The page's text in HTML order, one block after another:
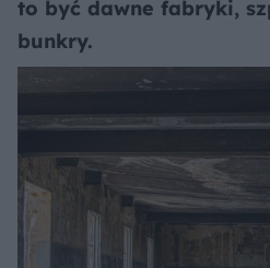
to być dawne fabryki,
bunkry.